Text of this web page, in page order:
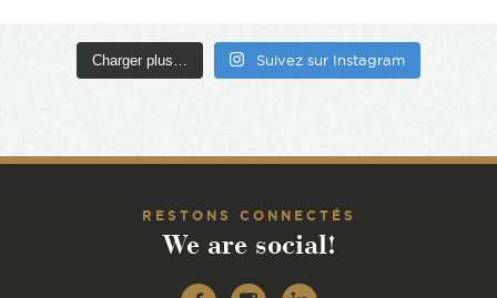
Charger plus… Suivez sur Instagram
RESTONS CONNECTÉS
We are social!